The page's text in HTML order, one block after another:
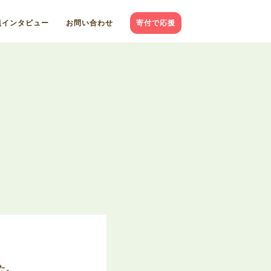
インタビュー お問い合わせ 寄付で応援
。